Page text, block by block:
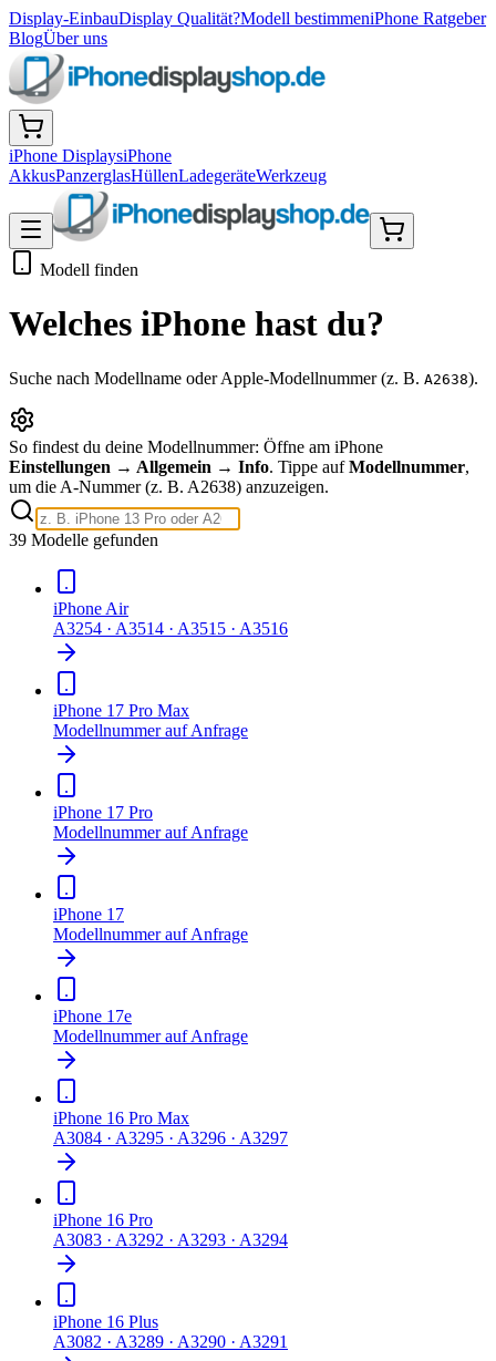
Display-EinbauDisplay Qualität?Modell bestimmeniPhone Ratgeber
BlogÜber uns
iPhone DisplaysiPhone
AkkusPanzerglasHüllenLadegeräteWerkzeug
Modell finden
Welches iPhone hast du?
Suche nach Modellname oder Apple-Modellnummer (z. B. A2638).
So findest du deine Modellnummer: Öffne am iPhone
Einstellungen → Allgemein → Info. Tippe aufModellnummer,
um die A-Nummer (z. B. A2638) anzuzeigen.
39 Modelle gefunden
iPhone Air
A3254 · A3514 · A3515 · A3516
iPhone 17 Pro Max
Modellnummer auf Anfrage
iPhone 17 Pro
Modellnummer auf Anfrage
iPhone 17
Modellnummer auf Anfrage
iPhone 17e
Modellnummer auf Anfrage
iPhone 16 Pro Max
A3084 · A3295 · A3296 · A3297
iPhone 16 Pro
A3083 · A3292 · A3293 · A3294
iPhone 16 Plus
A3082 · A3289 · A3290 · A3291